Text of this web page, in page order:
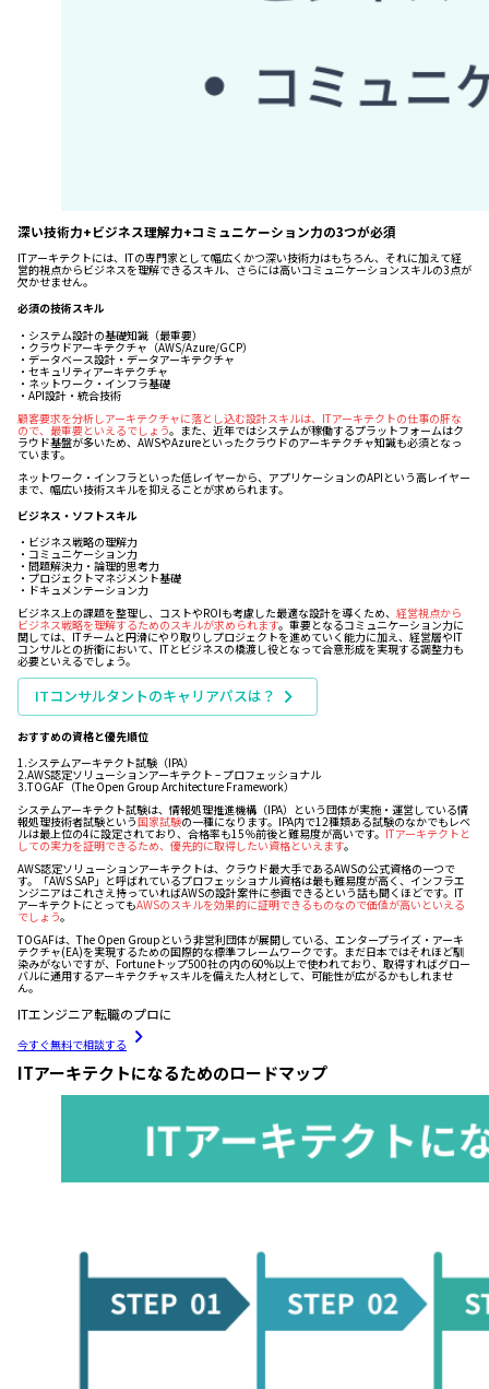
深い技術力+ビジネス理解力+コミュニケーション力の3つが必須
ITアーキテクトには、ITの専門家として幅広くかつ深い技術力はもちろん、それに加えて経
営的視点からビジネスを理解できるスキル、さらには高いコミュニケーションスキルの3点が
欠かせません。
必須の技術スキル
・システム設計の基礎知識（最重要）
・クラウドアーキテクチャ（AWS/Azure/GCP）
・データベース設計・データアーキテクチャ
・セキュリティアーキテクチャ
・ネットワーク・インフラ基礎
・API設計・統合技術
顧客要求を分析しアーキテクチャに落とし込む設計スキルは、ITアーキテクトの仕事の肝な
ので、最重要といえるでしょう。また、近年ではシステムが稼働するプラットフォームはク
ラウド基盤が多いため、AWSやAzureといったクラウドのアーキテクチャ知識も必須となっ
ています。
ネットワーク・インフラといった低レイヤーから、アプリケーションのAPIという高レイヤー
まで、幅広い技術スキルを抑えることが求められます。
ビジネス・ソフトスキル
・ビジネス戦略の理解力
・コミュニケーション力
・問題解決力・論理的思考力
・プロジェクトマネジメント基礎
・ドキュメンテーション力
ビジネス上の課題を整理し、コストやROIも考慮した最適な設計を導くため、 経営視点から
ビジネス戦略を理解するためのスキルが求められます。重要となるコミュニケーション力に
関しては、ITチームと円滑にやり取りしプロジェクトを進めていく能力に加え、経営層やIT
コンサルとの折衝において、ITとビジネスの橋渡し役となって合意形成を実現する調整力も
必要といえるでしょう。
ITコンサルタントのキャリアパスは？
おすすめの資格と優先順位
1.システムアーキテクト試験（IPA）
2.AWS認定ソリューションアーキテクト – プロフェッショナル
3.TOGAF（The Open Group Architecture Framework）
システムアーキテクト試験は、情報処理推進機構（IPA）という団体が実施・運営している情
報処理技術者試験という国家試験の一種になります。IPA内で12種類ある試験のなかでもレベ
ルは最上位の4に設定されており、合格率も15％前後と難易度が高いです。 ITアーキテクトと
しての実力を証明できるため、優先的に取得したい資格といえます。
AWS認定ソリューションアーキテクトは、クラウド最大手であるAWSの公式資格の一つで
す。「AWS SAP」と呼ばれているプロフェッショナル資格は最も難易度が高く、インフラエ
ンジニアはこれさえ持っていればAWSの設計案件に参画できるという話も聞くほどです。IT
アーキテクトにとってもAWSのスキルを効果的に証明できるものなので価値が高いといえる
でしょう。
TOGAFは、The Open Groupという非営利団体が展開している、エンタープライズ・アーキ
テクチャ(EA)を実現するための国際的な標準フレームワークです。まだ日本ではそれほど馴
染みがないですが、Fortuneトップ500社の内の60%以上で使われており、取得すればグロー
バルに通用するアーキテクチャスキルを備えた人材として、可能性が広がるかもしれませ
ん。
ITエンジニア転職のプロに
今すぐ無料で相談する
ITアーキテクトになるためのロードマップ